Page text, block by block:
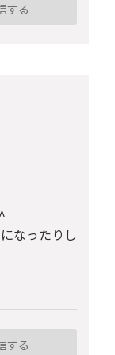
する
なったりし
する